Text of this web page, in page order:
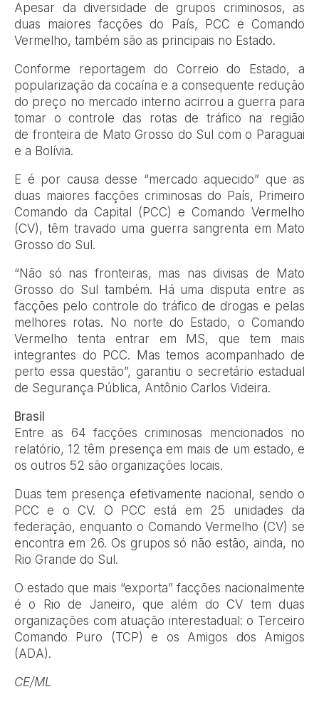
Apesar da diversidade de grupos criminosos, as
duas maiores facções do País, PCC e Comando
Vermelho, também são as principais no Estado.
Conforme reportagem do Correio do Estado, a
popularização da cocaína e a consequente redução
do preço no mercado interno acirrou a guerra para
tomar o controle das rotas de tráfico na região
de fronteira de Mato Grosso do Sul com o Paraguai
e a Bolívia.
E é por causa desse “mercado aquecido” que as
duas maiores facções criminosas do País, Primeiro
Comando da Capital (PCC) e Comando Vermelho
(CV), têm travado uma guerra sangrenta em Mato
Grosso do Sul.
“Não só nas fronteiras, mas nas divisas de Mato
Grosso do Sul também. Há uma disputa entre as
facções pelo controle do tráfico de drogas e pelas
melhores rotas. No norte do Estado, o Comando
Vermelho tenta entrar em MS, que tem mais
integrantes do PCC. Mas temos acompanhado de
perto essa questão”, garantiu o secretário estadual
de Segurança Pública, Antônio Carlos Videira.
Brasil
Entre as 64 facções criminosas mencionados no
relatório, 12 têm presença em mais de um estado, e
os outros 52 são organizações locais.
Duas tem presença efetivamente nacional, sendo o
PCC e o CV. O PCC está em 25 unidades da
federação, enquanto o Comando Vermelho (CV) se
encontra em 26. Os grupos só não estão, ainda, no
Rio Grande do Sul.
O estado que mais “exporta” facções nacionalmente
é o Rio de Janeiro, que além do CV tem duas
organizações com atuação interestadual: o Terceiro
Comando Puro (TCP) e os Amigos dos Amigos
(ADA).
CE/ML